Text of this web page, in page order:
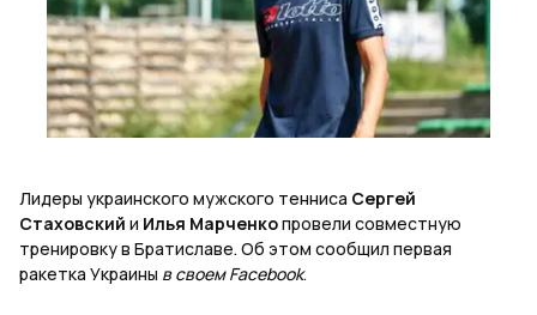
Лидеры украинского мужского тенниса Сергей
Стаховский и Илья Марченкопровели совместную
тренировку в Братиславе. Об этом сообщил первая
ракетка Украины в своем Facebook.